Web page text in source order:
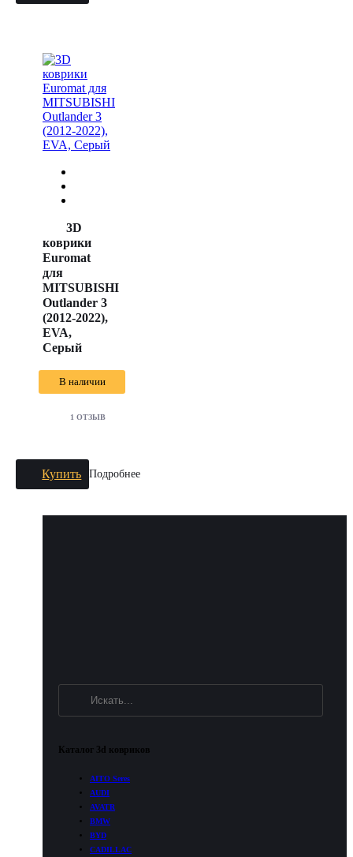
3D
коврики
Euromat
для
MITSUBISHI
Outlander 3
(2012-2022),
EVA,
Серый
В наличии
1 ОТЗЫВ
Купить Подробнее
Каталог 3d ковриков
AITO Seres
AUDI
AVATR
BMW
BYD
CADILLAC